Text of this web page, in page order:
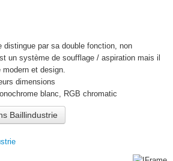
distingue par sa double fonction, non
un système de soufflage / aspiration mais il
et design.
dimensions
blanc, RGB chromatic
Baillindustrie